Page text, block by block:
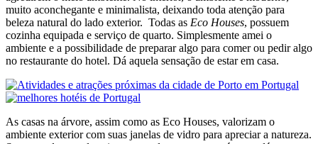
muito aconchegante e minimalista, deixando toda atenção para
beleza natural do lado exterior. Todas as Eco Houses, possuem
cozinha equipada e serviço de quarto. Simplesmente amei o
ambiente e a possibilidade de preparar algo para comer ou pedir algo
no restaurante do hotel. Dá aquela sensação de estar em casa.
As casas na árvore, assim como as Eco Houses, valorizam o
ambiente exterior com suas janelas de vidro para apreciar a natureza.